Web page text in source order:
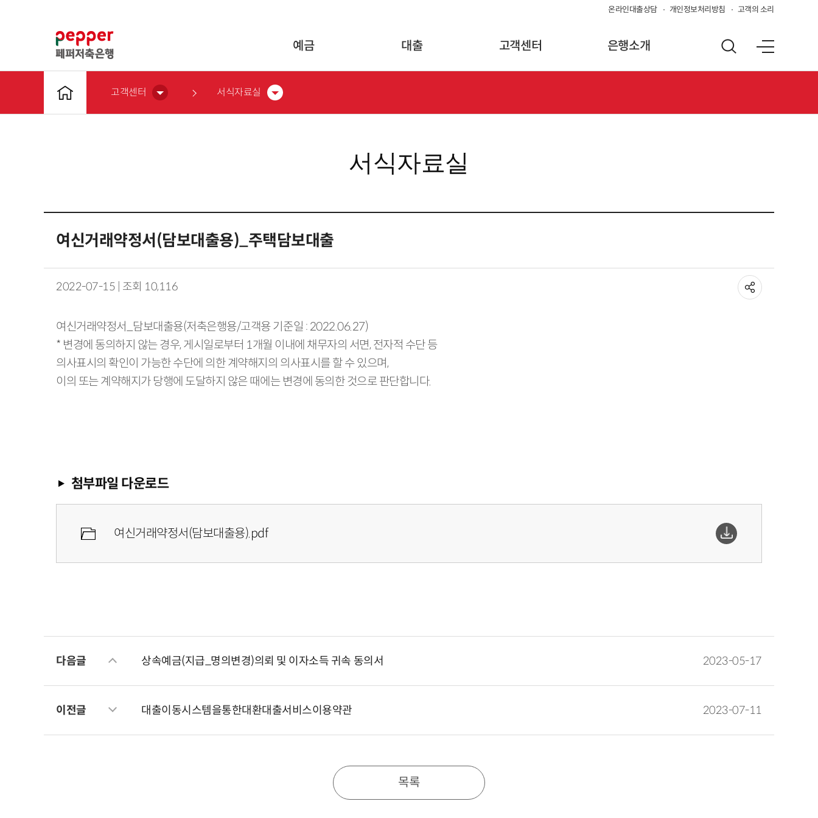
온라인대출상담 개인정보처리방침 고객의 소리
예금 대출 고객센터 은행소개
고객센터 서식자료실
서식자료실
여신거래약정서(담보대출용)_주택담보대출
2022-07-15 | 조회 10,116
여신거래약정서_담보대출용(저축은행용/고객용 기준일 : 2022.06.27)
* 변경에 동의하지 않는 경우, 게시일로부터 1개월 이내에 채무자의 서면, 전자적 수단 등
의사표시의 확인이 가능한 수단에 의한 계약해지의 의사표시를 할 수 있으며,
이의 또는 계약해지가 당행에 도달하지 않은 때에는 변경에 동의한 것으로 판단합니다.
첨부파일 다운로드
여신거래약정서(담보대출용).pdf
다음글 상속예금(지급_명의변경)의뢰 및 이자소득 귀속 동의서 2023-05-17
이전글 대출이동시스템을통한대환대출서비스이용약관 2023-07-11
목록